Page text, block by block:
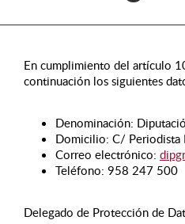
En cumplimiento del artículo
continuación los siguientes
Denominación:
Domicilio: C/ Periodista
Correo electrónico:
Teléfono: 958 247 500
Delegado de Protección de